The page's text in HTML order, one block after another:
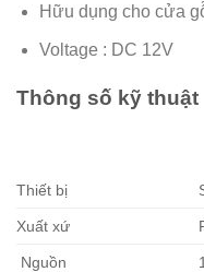
Hữu dụng cho cửa
Voltage : DC 12V
Thông số kỹ thuật
Thiết bị
Xuất xứ
Nguồn